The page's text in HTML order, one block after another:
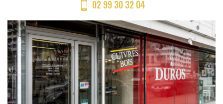
02 99 30 32 04